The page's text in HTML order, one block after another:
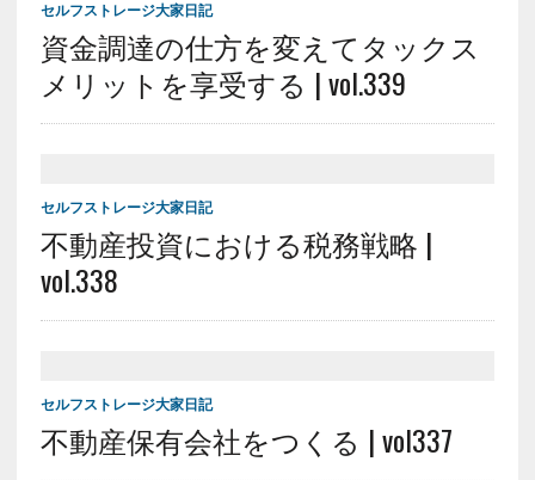
セルフストレージ大家日記
資金調達の仕方を変えてタックス
メリットを享受する | vol.339
セルフストレージ大家日記
不動産投資における税務戦略 |
vol.338
セルフストレージ大家日記
不動産保有会社をつくる | vol337